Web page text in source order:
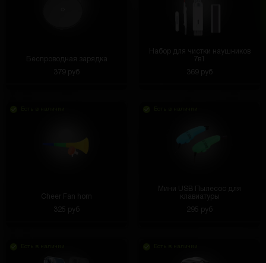
Беспроводная зарядка
379 руб
Набор для чистки наушников
7в1
369 руб
Cheer Fan horn
325 руб
Мини USB Пылесос для
клавиатуры
295 руб